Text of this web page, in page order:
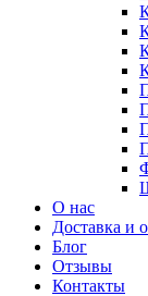
О нас
Доставка и
Блог
Отзывы
Контакты